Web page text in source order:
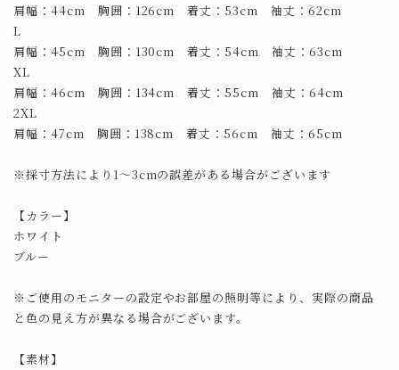
肩幅：44cm 胸囲：126cm 着丈：53cm 袖丈：62cm
L
肩幅：45cm 胸囲：130cm 着丈：54cm 袖丈：63cm
XL
肩幅：46cm 胸囲：134cm 着丈：55cm 袖丈：64cm
2XL
肩幅：47cm 胸囲：138cm 着丈：56cm 袖丈：65cm
※採寸方法により1～3cmの誤差がある場合がございます
【カラー】
ホワイト
ブルー
※ご使用のモニターの設定やお部屋の照明等により、実際の商品
と色の見え方が異なる場合がございます。
【素材】